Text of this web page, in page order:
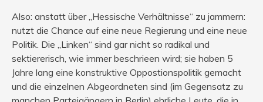
Also: anstatt über „Hessische Verhältnisse“ zu jammern:
nutzt die Chance auf eine neue Regierung und eine neue
Politik. Die „Linken“ sind gar nicht so radikal und
sektiererisch, wie immer beschrieen wird; sie haben 5
Jahre lang eine konstruktive Oppostionspolitik gemacht
und die einzelnen Abgeordneten sind (im Gegensatz zu